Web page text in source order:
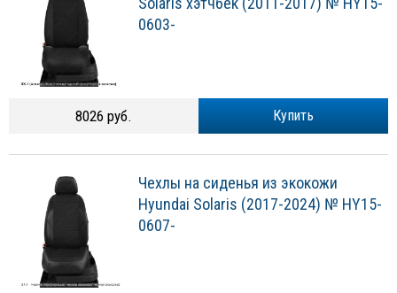
0603-
Купить
8026 руб.
Чехлы на сиденья из экокожи
Hyundai Solaris (2017-2024) № HY15-
0607-